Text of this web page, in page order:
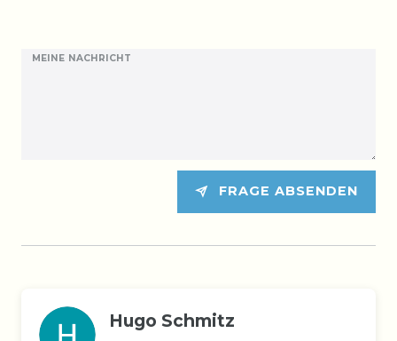
MEINE NACHRICHT
FRAGE ABSENDEN
Hugo Schmitz